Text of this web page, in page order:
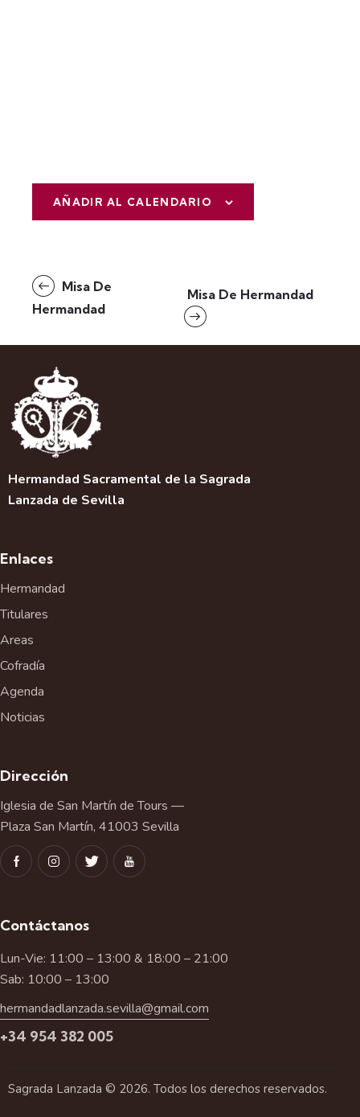
AÑADIR AL CALENDARIO
N
a
e
a
c
i
ó
n
d
e
v
n
t
Misa De
Hermandad
Misa De Hermandad
Hermandad Sacramental de la Sagrada
Lanzada de Sevilla
Enlaces
Hermandad
Titulares
Areas
Cofradía
Agenda
Noticias
Dirección
Iglesia de San Martín de Tours —
Plaza San Martín, 41003 Sevilla
Contáctanos
Lun-Vie: 11:00 – 13:00 & 18:00 – 21:00
Sab: 10:00 – 13:00
hermandadlanzada.sevilla@gmail.com
+34 954 382 005
Sagrada Lanzada © 2026. Todos los derechos reservados.